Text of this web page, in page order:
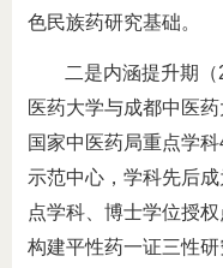
色民族药研究基础。
二是内涵提升期
医药大学与成都中医
国家中医药局重点学
示范中心，学科先后
点学科、博士学位授
构建平性药一证三性